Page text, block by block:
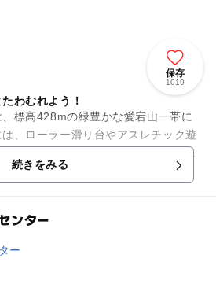
保存
1019
わむれよう！
、標高428mの緑豊かな愛宕山一帯に
、ローラー滑り台やアスレチック遊
として開設されるライオンの池など
お...
続きをみる
ンター